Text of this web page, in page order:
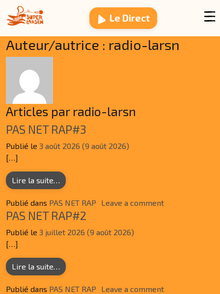
Passer au contenu
Le Direct
Auteur/autrice : radio-larsn
Articles par radio-larsn
PAS NET RAP#3
Publié le 3 août 2026 (9 août 2026)
[…]
Lire la suite… from PAS NET RAP#3
Publié dans PAS NET RAP Leave a commenton PAS NET
PAS NET RAP#2
Publié le 3 juillet 2026 (9 août 2026)
[…]
Lire la suite… from PAS NET RAP#2
Publié dans PAS NET RAP Leave a commenton PAS NET